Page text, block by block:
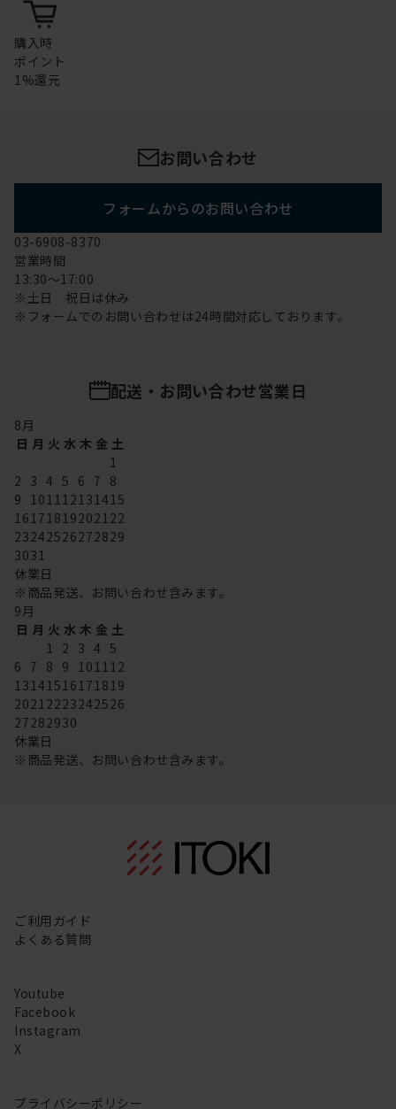
購入時
ポイント
1%還元
お問い合わせ
フォームからのお問い合わせ
03-6908-8370
営業時間
13:30～17:00
※土日 祝日は休み
※フォームでのお問い合わせは24時間対応しております。
配送・お問い合わせ営業日
8 月
日 月 火 水 木 金 土
1
2 3 4 5 6 7 8
9
10 11 12 13 14 15
16 17 18 192021 22
23242526272829
3031
休業日
※商品発送、お問い合わせ含みます。
9 月
日 月 火 水 木 金 土
1
2 3 4 5
6 7 8 9 10 11 12
13 14 15 16 17 18 19
2021 2223242526
27282930
休業日
※商品発送、お問い合わせ含みます。
ご利用ガイド
よくある質問
Youtube
Facebook
Instagram
X
プライバシーポリシー